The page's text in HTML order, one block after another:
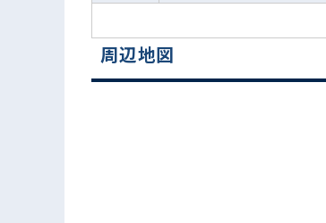
周辺地図